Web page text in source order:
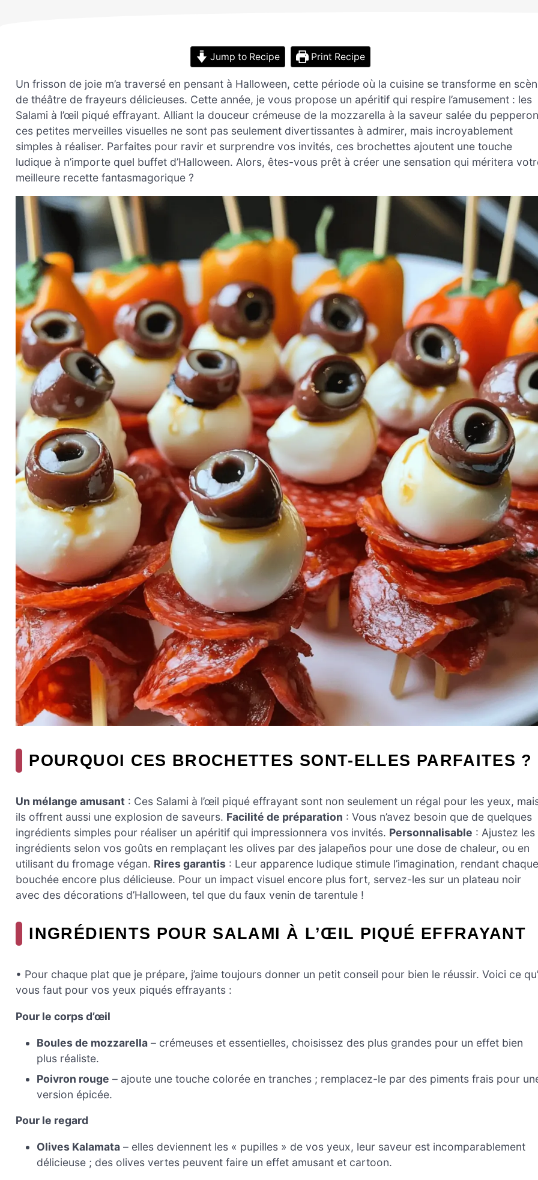
Jump to Recipe Print Recipe
Un frisson de joie m’a traversé en pensant à Halloween, cette période où la cuisine se transforme en
de théâtre de frayeurs délicieuses. Cette année, je vous propose un apéritif qui respire l’amusement : les
Salami à l’œil piqué effrayant. Alliant la douceur crémeuse de la mozzarella à la saveur salée du
ces petites merveilles visuelles ne sont pas seulement divertissantes à admirer, mais incroyablement
simples à réaliser. Parfaites pour ravir et surprendre vos invités, ces brochettes ajoutent une touche
ludique à n’importe quel buffet d’Halloween. Alors, êtes-vous prêt à créer une sensation qui méritera
meilleure recette fantasmagorique ?
POURQUOI CES BROCHETTES SONT-ELLES PARFAITES ?
Un mélange amusant : Ces Salami à l’œil piqué effrayant sont non seulement un régal pour les yeux,
ils offrent aussi une explosion de saveurs. Facilité de préparation : Vous n’avez besoin que de quelques
ingrédients simples pour réaliser un apéritif qui impressionnera vos invités. Personnalisable : Ajustez les
ingrédients selon vos goûts en remplaçant les olives par des jalapeños pour une dose de chaleur, ou en
utilisant du fromage végan. Rires garantis : Leur apparence ludique stimule l’imagination, rendant chaque
bouchée encore plus délicieuse. Pour un impact visuel encore plus fort, servez-les sur un plateau noir
avec des décorations d’Halloween, tel que du faux venin de tarentule !
INGRÉDIENTS POUR SALAMI À L’ŒIL PIQUÉ EFFRAYANT
• Pour chaque plat que je prépare, j’aime toujours donner un petit conseil pour bien le réussir. Voici ce
vous faut pour vos yeux piqués effrayants :
Pour le corps d’œil
Boules de mozzarella – crémeuses et essentielles, choisissez des plus grandes pour un effet bien
plus réaliste.
Poivron rouge – ajoute une touche colorée en tranches ; remplacez-le par des piments frais pour
version épicée.
Pour le regard
Olives Kalamata – elles deviennent les « pupilles » de vos yeux, leur saveur est incomparablement
délicieuse ; des olives vertes peuvent faire un effet amusant et cartoon.